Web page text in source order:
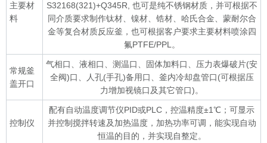
主要材
料
S32168(321)+Q345R, 也可是纯不锈钢材质，并可根据不
同介质要求制作钛材、镍材、锆材、哈氏合金、蒙耐尔合
金等复合材质反应釜，也可根据客户要求主要材料喷涂四
氟PTFE/PPL。
常规釜
盖开口
气相口、液相口、测温口、固体加料口、压力表爆破片(安
全阀)口、人孔(手孔)备用口、釜内冷却盘管口(可根据压
力增加视镜口及其它管口)。
控制仪
配有自动温度调节仪PID或PLC，控温精度±1℃；可显示
并控制搅拌转速及加热温度，加热功率可调，能实现自动
恒温的目的，并实现自整定。